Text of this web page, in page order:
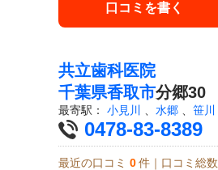
口コミを書く
共立歯科医院
千葉県香取市分郷30
最寄駅： 小見川 水郷 笹川
0478-83-8389
最近の口コミ 0 件｜口コミ総数